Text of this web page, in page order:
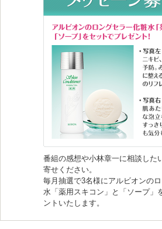
番組の感想や小林章一に相談した
寄せください。
毎月抽選で3名様にアルビオンの
水「薬用スキコン」と「ソープ」
ントいたします。